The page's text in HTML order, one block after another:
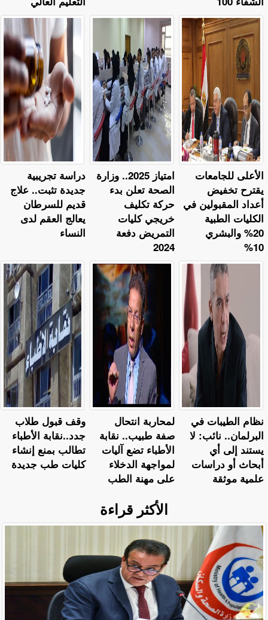
دراسة تجريبية
جديدة تثبت.. علاج
قديم للسرطان
يعالج العقم لدى
النساء
امتياز 2025.. وزارة
الصحة تعلن بدء
حركة تكليف
خريجي كليات
التمريض دفعة
2024
الأعلى للجامعات
يقترح تخفيض
أعداد المقبولين في
الكليات الطبية
20% والبشري
10%
وقف قبول طلاب
جدد..نقابة الأطباء
تطالب بمنع إنشاء
كليات طب جديدة
لمحاربة انتحال
صفة طبيب.. نقابة
الأطباء تضع آليات
لمواجهة الدخلاء
على مهنة الطب
نظام الطيبات في
البرلمان.. نائب: لا
يستند إلى أي
أبحاث أو دراسات
علمية موثقة
الأكثر قراءة